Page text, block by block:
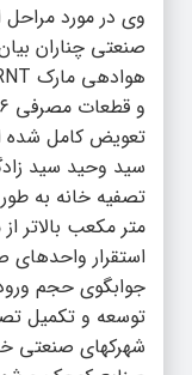
وی در مورد مراحل
صنعتی چناران
تعویض کامل
سید وحید سید
متر مکعب بالاتر
جوابگوی حجم
توسعه و تکمیل
شهرکهای صنعتی